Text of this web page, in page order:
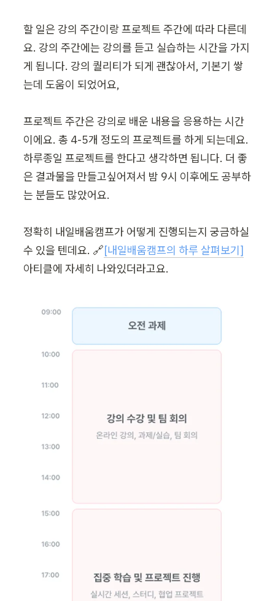
할 일은 강의 주간이랑 프로젝트 주간에 따라 다른데
요. 강의 주간에는 강의를 듣고 실습하는 시간을 가지
게 됩니다. 강의 퀄리티가 되게 괜찮아서, 기본기 쌓
는데 도움이 되었어요,
프로젝트 주간은 강의로 배운 내용을 응용하는 시간
이에요. 총 4-5개 정도의 프로젝트를 하게 되는데요.
하루종일 프로젝트를 한다고 생각하면 됩니다. 더 좋
은 결과물을 만들고싶어져서 밤 9시 이후에도 공부하
는 분들도 많았어요.
정확히 내일배움캠프가 어떻게 진행되는지 궁금하실
수 있을 텐데요. 🔗[내일배움캠프의 하루 살펴보기]
아티클에 자세히 나와있더라고요.